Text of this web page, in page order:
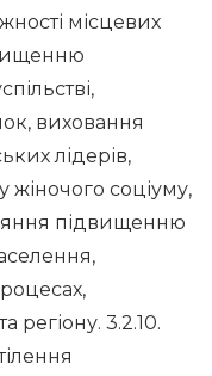
місцевих
виховання
лідерів,
соціуму,
підвищенню
регіону. 3.2.10.